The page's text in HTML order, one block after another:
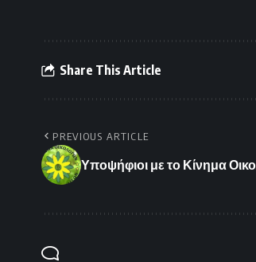
Share This Article
PREVIOUS ARTICLE
Υποψήφιοι με το Κίνημα